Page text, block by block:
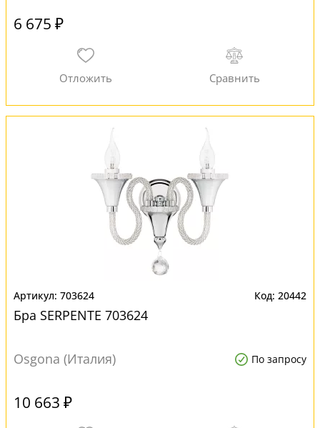
6 675 ₽
703624 20442
Бра SERPENTE 703624
Osgona (Италия) По запросу
10 663 ₽